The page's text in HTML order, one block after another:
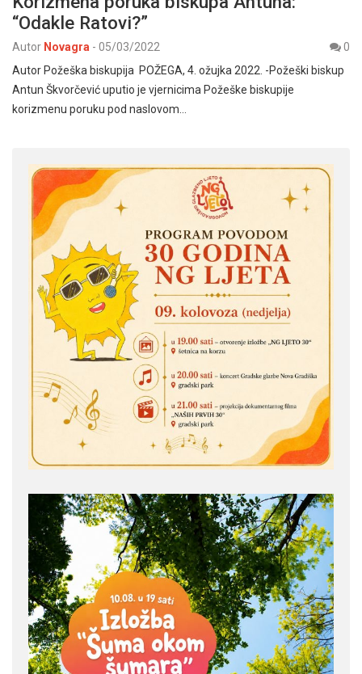
“Odakle Ratovi?”
Autor Novagra - 05/03/2022
0
Autor Požeška biskupija POŽEGA, 4. ožujka 2022. -Požeški biskup
Antun Škvorčević uputio je vjernicima Požeške biskupije
korizmenu poruku pod naslovom…